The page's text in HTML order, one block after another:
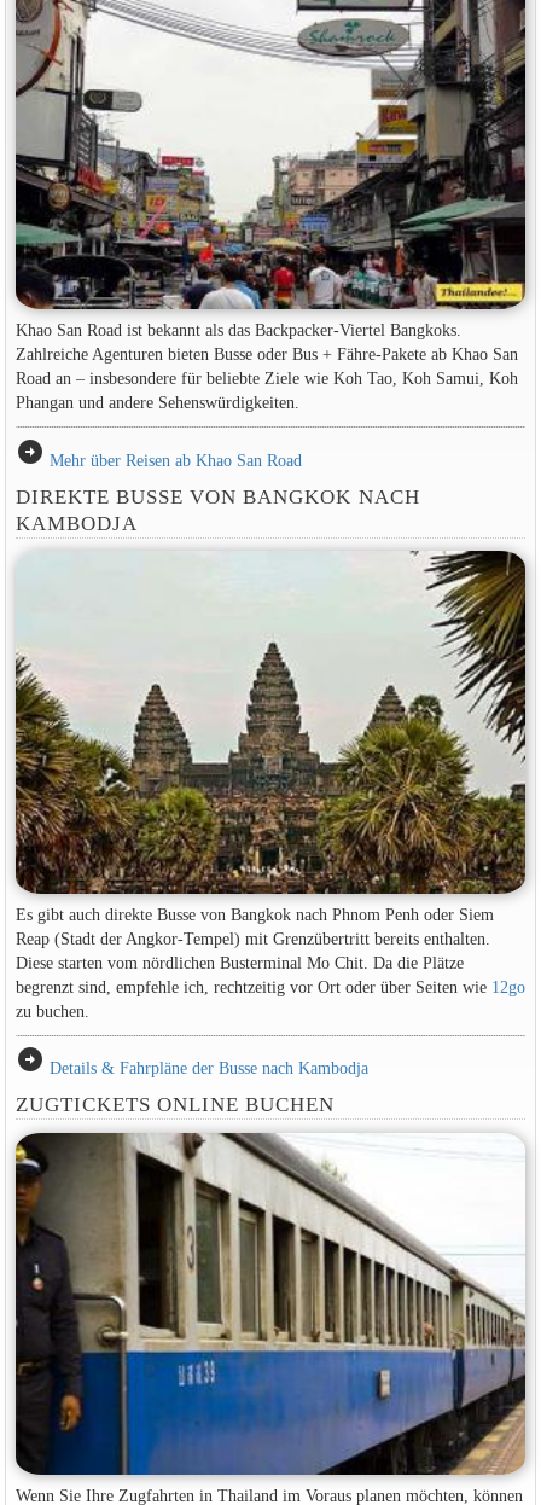
Khao San Road ist bekannt als das Backpacker-Viertel Bangkoks.
Zahlreiche Agenturen bieten Busse oder Bus + Fähre-Pakete ab Khao San
Road an – insbesondere für beliebte Ziele wie Koh Tao, Koh Samui, Koh
Phangan und andere Sehenswürdigkeiten.
arrow_circle_right Mehr über Reisen ab Khao San Road
DIREKTE BUSSE VON BANGKOK NACH
KAMBODJA
Es gibt auch direkte Busse von Bangkok nach Phnom Penh oder Siem
Reap (Stadt der Angkor-Tempel) mit Grenzübertritt bereits enthalten.
Diese starten vom nördlichen Busterminal Mo Chit. Da die Plätze
begrenzt sind, empfehle ich, rechtzeitig vor Ort oder über Seiten wie 12go
zu buchen.
arrow_circle_right Details & Fahrpläne der Busse nach Kambodja
ZUGTICKETS ONLINE BUCHEN
Wenn Sie Ihre Zugfahrten in Thailand im Voraus planen möchten, können